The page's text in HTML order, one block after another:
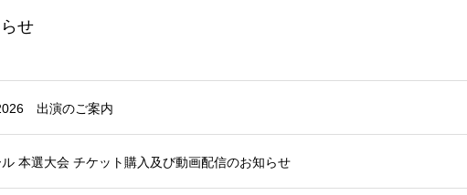
せ
出演のご案内
本選大会 チケット購入及び動画配信のお知らせ